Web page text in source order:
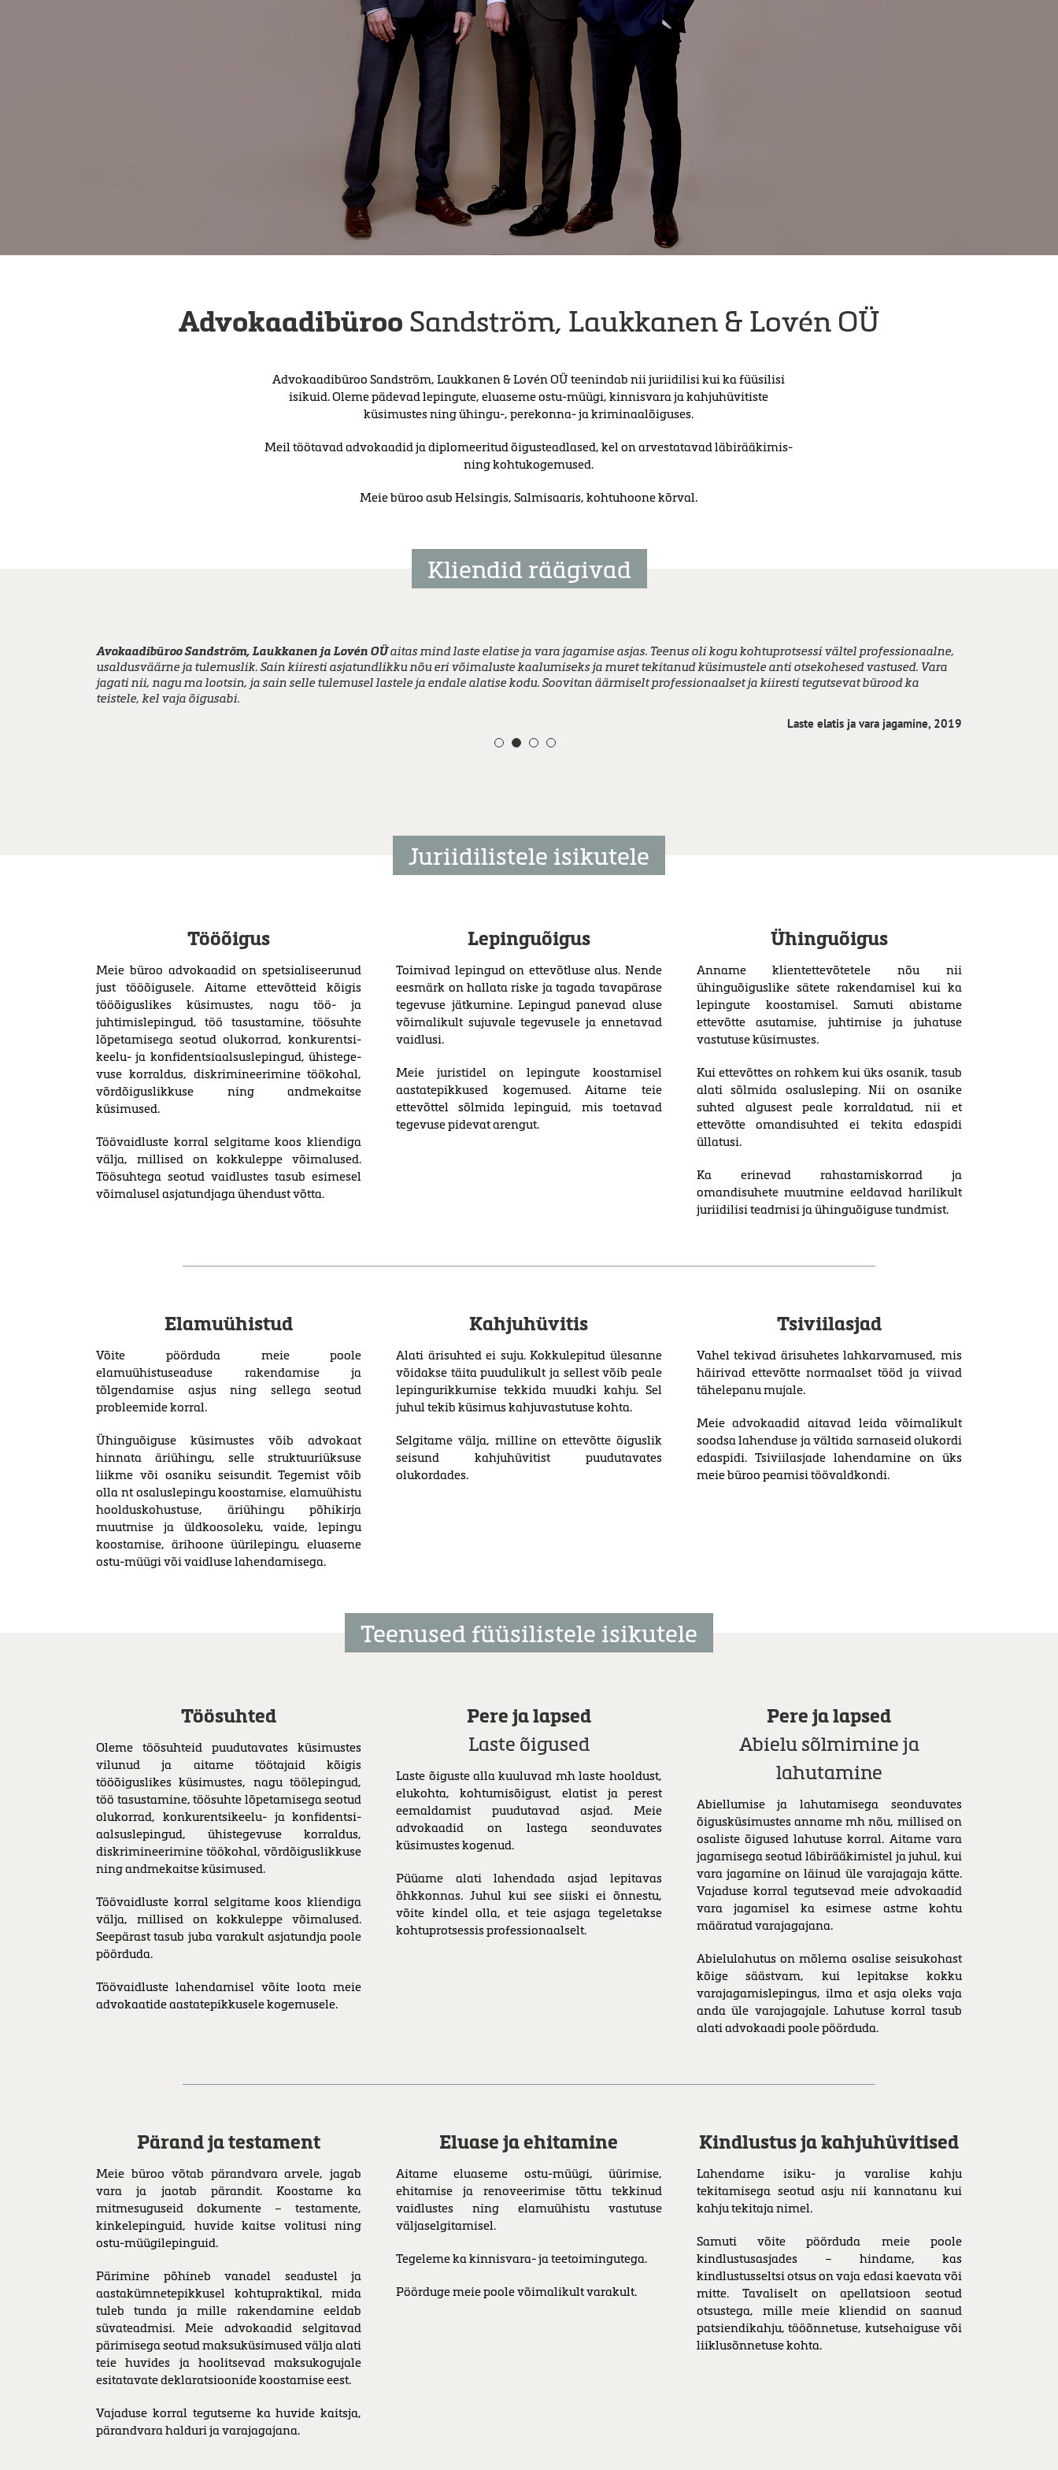
Advokaadibüroo Sandström, Laukkanen & Lovén OÜ
Advokaadibüroo Sandström, Laukkanen & Lovén OÜ teenindab nii juriidilisi kui ka füüsilisi
isikuid. Oleme pädevad lepingute, eluaseme ostu-müügi, kinnisvara ja kahjuhüvitiste
küsimustes ning ühingu-, perekonna- ja kriminaalõiguses.
Meil töötavad advokaadid ja diplomeeritud õigusteadlased, kel on arvestatavad läbirääkimis-
ning kohtukogemused.
Meie büroo asub Helsingis, Salmisaaris, kohtuhoone kõrval.
Kliendid räägivad
Olen teenusega rahul, see on olnud lahke ja asjatundlik. Tunnen, et asju aeti tõepoolest meie ettevõtte huvides ja lahenduseni püüti jõuda mitmel eri moel
ilma asjatu viivitamiseta.
Olen rahul, sest saime häirivalt käitunud ja üüri maksmata jätnud üürniku üürilepingu lõpetatud.
Üürileandja abistamine, 2019
Avokaadibüroo Sandström, Laukkanen ja Lovén OÜaitas mind laste elatise ja vara jagamise asjas. Teenus oli kogu kohtuprotsessi vältel professionaalne,
usaldusväärne ja tulemuslik. Sain kiiresti asjatundlikku nõu eri võimaluste kaalumiseks ja muret tekitanud küsimustele anti otsekohesed vastused. Vara
jagati nii, nagu ma lootsin, ja sain selle tulemusel lastele ja endale alatise kodu. Soovitan äärmiselt professionaalset ja kiiresti tegutsevat bürood ka
teistele, kel vaja õigusabi.
Laste elatis ja vara jagamine, 2019
Tänan südamestadvokaat Ville Sandströmierapooletu ja äärmiselt professionaalse töö eest! Sain abi valesti makstud puhkuse-, nädalalõpu- ja õhtuse töö
tasu korrigeerimisel. Ville Sandström on oma tööd tundev ja õiglane advokaat, kes seisab kliendi eest.
Töötasud, 2019
Olen teenusega väga rahul. Kliendi jaoks oldi alati olemas ja tema vajadusi võeti arvesse. Kunagi ei olnud liiga kiire ja tänu sellele loodi rahustav õhkkond.
Vajalikud toimingud said kiiresti tehtud.
Kannatanu abistamine kriminaalasjas, 2019
Juriidilistele isikutele
Tööõigus
Meie büroo advokaadid on spetsialiseerunud
just tööõigusele. Aitame ettevõtteid kõigis
tööõiguslikes küsimustes, nagu töö- ja
juhtimislepingud, töö tasustamine, töösuhte
lõpetamisega seotud olukorrad, kon­ku­rent­si­
keelu- ja kon­­fi­­dent­­­si­­aal­­­sus­­le­­­pin­gud, ü­his­te­ge­
vuse kor­ral­dus, diskrimineerimine töökohal,
võrdõiguslikkuse ning andmekaitse
küsimused.
Töövaidluste korral selgitame koos kliendiga
välja, millised on kokkuleppe võimalused.
Töösuhtega seotud vaidlustes tasub esimesel
võimalusel asjatundjaga ühendust võtta.
Lepinguõigus
Toimivad lepingud on ettevõtluse alus. Nende
eesmärk on hallata riske ja tagada tavapärase
tegevuse jätkumine. Lepingud panevad aluse
võimalikult sujuvale tegevusele ja ennetavad
vaidlusi.
Meie juristidel on lepingute koostamisel
aastatepikkused kogemused. Aitame teie
ettevõttel sõlmida lepinguid, mis toetavad
tegevuse pidevat arengut.
Ühinguõigus
Anname klientettevõtetele nõu nii
ühinguõiguslike sätete rakendamisel kui ka
lepingute koostamisel. Samuti abistame
ettevõtte asutamise, juhtimise ja juhatuse
vastutuse küsimustes.
Kui ettevõttes on rohkem kui üks osanik, tasub
alati sõlmida osalusleping. Nii on osanike
suhted algusest peale korraldatud, nii et
ettevõtte omandisuhted ei tekita edaspidi
üllatusi.
Ka erinevad rahastamiskorrad ja
omandisuhete muutmine eeldavad harilikult
juriidilisi teadmisi ja ühinguõiguse tundmist.
Elamuühistud
Võite pöörduda meie poole
elamuühistuseaduse rakendamise ja
tõlgendamise asjus ning sellega seotud
probleemide korral.
Ühinguõiguse küsimustes võib advokaat
hinnata äriühingu, selle struktuuriüksuse
liikme või osaniku seisundit. Tegemist võib
olla nt osaluslepingu koostamise, elamuühistu
hoolduskohustuse, äriühingu põhikirja
muutmise ja üldkoosoleku, vaide, lepingu
koostamise, ärihoone üürilepingu, eluaseme
ostu-müügi või vaidluse lahendamisega.
Kahjuhüvitis
Alati ärisuhted ei suju. Kokkulepitud ülesanne
võidakse täita puudulikult ja sellest võib peale
lepingurikkumise tekkida muudki kahju. Sel
juhul tekib küsimus kahjuvastutuse kohta.
Selgitame välja, milline on ettevõtte õiguslik
seisund kahjuhüvitist puudutavates
olukordades.
Tsiviilasjad
Vahel tekivad ärisuhetes lahkarvamused, mis
häirivad ettevõtte normaalset tööd ja viivad
tähelepanu mujale.
Meie advokaadid aitavad leida võimalikult
soodsa lahenduse ja vältida sarnaseid olukordi
edaspidi. Tsiviilasjade lahendamine on üks
meie büroo peamisi töövaldkondi.
Teenused füüsilistele isikutele
Töösuhted
Oleme töösuhteid puudutavates küsimustes
vilunud ja aitame töötajaid kõigis
tööõiguslikes küsimustes, nagu töölepingud,
töö tasustamine, töösuhte lõpetamisega seotud
olukorrad, konkurentsikeelu- ja kon­fi­dent­si­
aal­sus­le­pin­gud, ühis­te­ge­vuse kor­ral­dus,
diskrimineerimine töökohal, võrdõiguslikkuse
ning andmekaitse küsimused.
Töövaidluste korral selgitame koos kliendiga
välja, millised on kokkuleppe võimalused.
Seepärast tasub juba varakult asjatundja poole
pöörduda.
Töövaidluste lahendamisel võite loota meie
advokaatide aastatepikkusele kogemusele.
Pere ja lapsed
Laste õigused
Laste õiguste alla kuuluvad mh laste hooldust,
elukohta, kohtumisõigust, elatist ja perest
eemaldamist puudutavad asjad. Meie
advokaadid on lastega seonduvates
küsimustes kogenud.
Püüame alati lahendada asjad lepitavas
õhkkonnas. Juhul kui see siiski ei õnnestu,
võite kindel olla, et teie asjaga tegeletakse
kohtuprotsessis professionaalselt.
Pere ja lapsed
Abielu sõlmimine ja
lahutamine
Abiellumise ja lahutamisega seonduvates
õigusküsimustes anname mh nõu, millised on
osaliste õigused lahutuse korral. Aitame vara
jagamisega seotud läbirääkimistel ja juhul, kui
vara jagamine on läinud üle varajagaja kätte.
Vajaduse korral tegutsevad meie advokaadid
vara jagamisel ka esimese astme kohtu
määratud varajagajana.
Abielulahutus on mõlema osalise seisukohast
kõige säästvam, kui lepitakse kokku
varajagamislepingus, ilma et asja oleks vaja
anda üle varajagajale. Lahutuse korral tasub
alati advokaadi poole pöörduda.
Pärand ja testament
Meie büroo võtab pärandvara arvele, jagab
vara ja jaotab pärandit. Koostame ka
mitmesuguseid dokumente – testamente,
kinkelepinguid, huvide kaitse volitusi ning
ostu-müügilepinguid.
Pärimine põhineb vanadel seadustel ja
aastakümnetepikkusel kohtupraktikal, mida
tuleb tunda ja mille rakendamine eeldab
süvateadmisi. Meie advokaadid selgitavad
pärimisega seotud maksuküsimused välja alati
teie huvides ja hoolitsevad maksukogujale
esitatavate deklaratsioonide koostamise eest.
Vajaduse korral tegutseme ka huvide kaitsja,
pärandvara halduri ja varajagajana.
Eluase ja ehitamine
Aitame eluaseme ostu-müügi, üürimise,
ehitamise ja renoveerimise tõttu tekkinud
vaidlustes ning elamuühistu vastutuse
väljaselgitamisel.
Tegeleme ka kinnisvara- ja teetoimingutega.
Pöörduge meie poole võimalikult varakult.
Kindlustus ja kahjuhüvitised
Lahendame isiku- ja varalise kahju
tekitamisega seotud asju nii kannatanu kui
kahju tekitaja nimel.
Samuti võite pöörduda meie poole
kindlustusasjades – hindame, kas
kindlustusseltsi otsus on vaja edasi kaevata või
mitte. Tavaliselt on apellatsioon seotud
otsustega, mille meie kliendid on saanud
patsiendikahju, tööõnnetuse, kutsehaiguse või
liiklusõnnetuse kohta.